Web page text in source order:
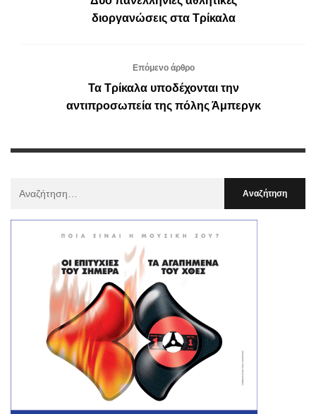
διοργανώσεις στα Τρίκαλα
Επόμενο άρθρο
Τα Τρίκαλα υποδέχονται την
αντιπροσωπεία της πόλης Άμπεργκ
: